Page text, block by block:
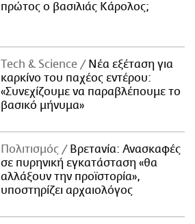
πρώτος ο βασιλιάς Κάρολος;
Τech & Science
Νέα εξέταση για
καρκίνο του παχέος εντέρου:
«Συνεχίζουμε να παραβλέπουμε το
βασικό μήνυμα»
Πολιτισμός
Βρετανία: Ανασκαφές
σε πυρηνική εγκατάσταση «θα
αλλάξουν την προϊστορία»,
υποστηρίζει αρχαιολόγος